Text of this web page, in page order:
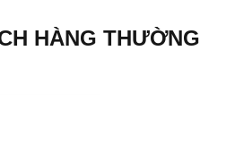
HÀNG THƯỜNG